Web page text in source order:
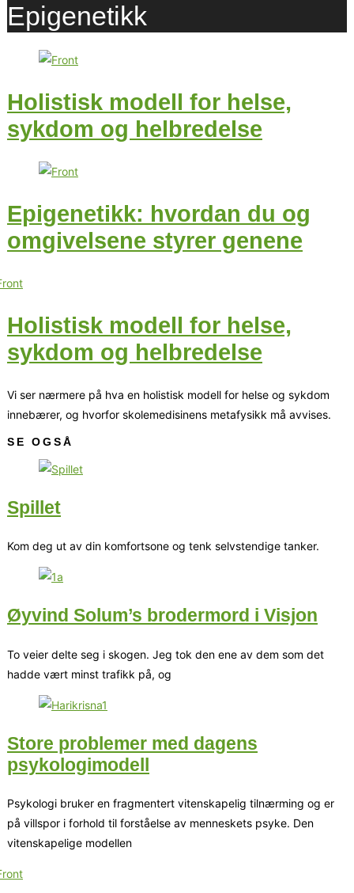
Epigenetikk
Holistisk modell for helse,
sykdom og helbredelse
Epigenetikk: hvordan du og
omgivelsene styrer genene
Holistisk modell for helse,
sykdom og helbredelse
Vi ser nærmere på hva en holistisk modell for helse og sykdom
innebærer, og hvorfor skolemedisinens metafysikk må avvises.
SE OGSÅ
Spillet
Kom deg ut av din komfortsone og tenk selvstendige tanker.
Øyvind Solum’s brodermord i Visjon
To veier delte seg i skogen. Jeg tok den ene av dem som det
hadde vært minst trafikk på, og
Store problemer med dagens
psykologimodell
Psykologi bruker en fragmentert vitenskapelig tilnærming og er
på villspor i forhold til forståelse av menneskets psyke. Den
vitenskapelige modellen